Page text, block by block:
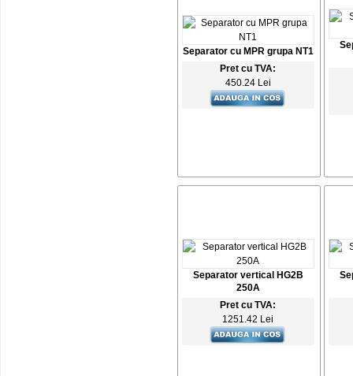
Separator cu MPR grupa NT1
Pret cu TVA:
450.24 Lei
Separator vertical HG2B
250A
Pret cu TVA:
1251.42 Lei